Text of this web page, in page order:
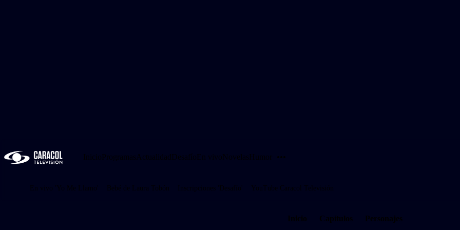
InicioProgramas ActualidadDesafíoEn vivoNovelasHumor
Juegos
En vivo 'Yo Me Llamo' Bebé de Laura Tobón Inscripciones 'Desafío' YouTube Caracol Televisión
Inicio Capítulos Personajes